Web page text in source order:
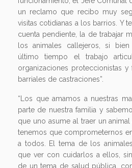
último tiempo el trabajo
organizaciones proteccionistas
“Los que amamos a nuestras
parte de nuestra familia y
que uno asume al traer un
tenemos que comprometernos
que ver con cuidarlos a ellos,
de un tema de salud pública,
animales callejeros mediante
veterinaria gratuita, porque
proliferación de enfermedades,
provocar en la calle y demás”,